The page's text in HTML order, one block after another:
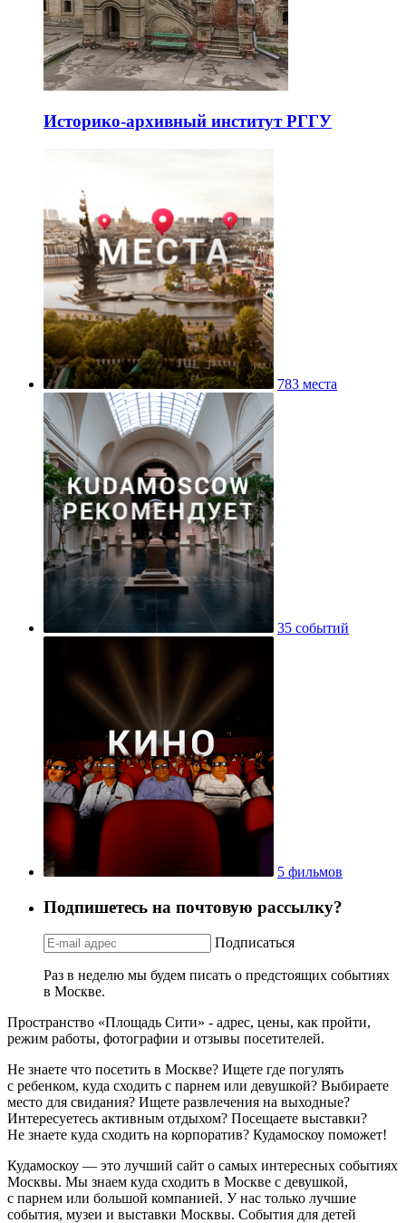
Историко-архивный институт РГГУ
783 места
35 событий
5 фильмов
Подпишетесь на почтовую рассылку?
Подписаться
Раз в неделю мы будем писать о предстоящих событиях
в Москве.
Пространство «Площадь Сити» - адрес, цены, как пройти,
режим работы, фотографии и отзывы посетителей.
Не знаете что посетить в Москве? Ищете где погулять
с ребенком, куда сходить с парнем или девушкой? Выбираете
место для свидания? Ищете развлечения на выходные?
Интересуетесь активным отдыхом? Посещаете выставки?
Не знаете куда сходить на корпоратив? Кудамоскоу поможет!
Кудамоскоу — это лучший сайт о самых интересных событиях
Москвы. Мы знаем куда сходить в Москве с девушкой,
с парнем или большой компанией. У нас только лучшие
события, музеи и выставки Москвы. События для детей